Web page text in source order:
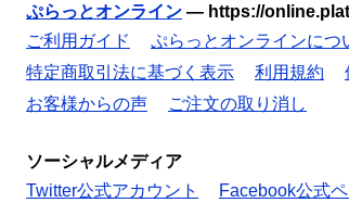
ぷらっとオンライン — https://
ご利用ガイド
ぷらっとオンラインにつ
特定商取引法に基づく表示
利用規約
お客様からの声
ご注文の取り消し
ソーシャルメディア
Twitter公式アカウント
Facebook公式